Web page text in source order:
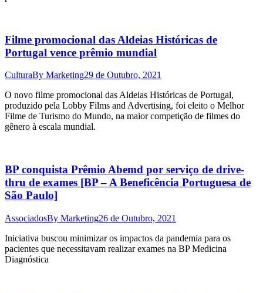
Filme promocional das Aldeias Históricas de
Portugal vence prêmio mundial
CulturaBy Marketing29 de Outubro, 2021
O novo filme promocional das Aldeias Históricas de Portugal,
produzido pela Lobby Films and Advertising, foi eleito o Melhor
Filme de Turismo do Mundo, na maior competição de filmes do
gênero à escala mundial.
BP conquista Prêmio Abemd por serviço de drive-
thru de exames [BP – A Beneficência Portuguesa de
São Paulo]
AssociadosBy Marketing26 de Outubro, 2021
Iniciativa buscou minimizar os impactos da pandemia para os
pacientes que necessitavam realizar exames na BP Medicina
Diagnóstica